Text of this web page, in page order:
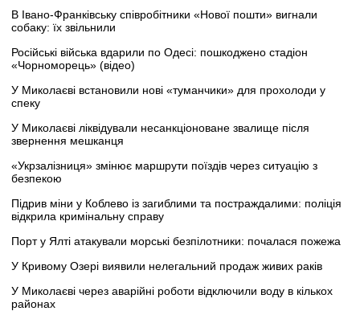
В Івано-Франківську співробітники «Нової пошти» вигнали
собаку: їх звільнили
Російські війська вдарили по Одесі: пошкоджено стадіон
«Чорноморець» (відео)
У Миколаєві встановили нові «туманчики» для прохолоди у
спеку
У Миколаєві ліквідували несанкціоноване звалище після
звернення мешканця
«Укрзалізниця» змінює маршрути поїздів через ситуацію з
безпекою
Підрив міни у Коблево із загиблими та постраждалими: поліція
відкрила кримінальну справу
Порт у Ялті атакували морські безпілотники: почалася пожежа
У Кривому Озері виявили нелегальний продаж живих раків
У Миколаєві через аварійні роботи відключили воду в кількох
районах